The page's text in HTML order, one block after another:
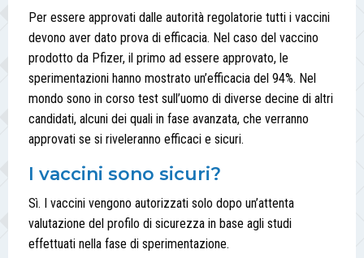
Per essere approvati dalle autorità regolatorie tutti i vaccini
devono aver dato prova di efficacia. Nel caso del vaccino
prodotto da Pfizer, il primo ad essere approvato, le
sperimentazioni hanno mostrato un’efficacia del 94%. Nel
mondo sono in corso test sull’uomo di diverse decine di altri
candidati, alcuni dei quali in fase avanzata, che verranno
approvati se si riveleranno efficaci e sicuri.
I vaccini sono sicuri?
Sì. I vaccini vengono autorizzati solo dopo un’attenta
valutazione del profilo di sicurezza in base agli studi
effettuati nella fase di sperimentazione.